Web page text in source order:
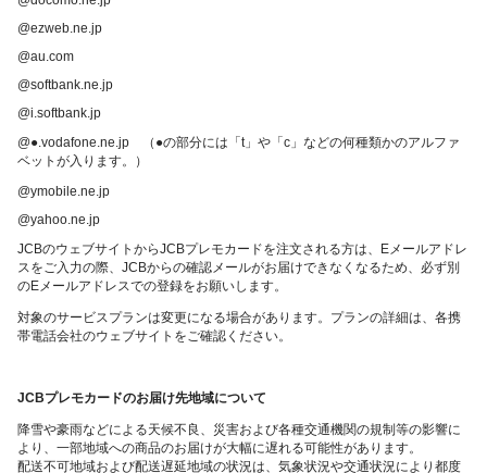
@ezweb.ne.jp
@au.com
@softbank.ne.jp
@i.softbank.jp
@●.vodafone.ne.jp （●の部分には「t」や「c」などの何種類かのアルファ
ベットが入ります。）
@ymobile.ne.jp
@yahoo.ne.jp
JCBのウェブサイトからJCBプレモカードを注文される方は、Eメールアドレ
スをご入力の際、JCBからの確認メールがお届けできなくなるため、必ず別
のEメールアドレスでの登録をお願いします。
対象のサービスプランは変更になる場合があります。プランの詳細は、各携
帯電話会社のウェブサイトをご確認ください。
JCBプレモカードのお届け先地域について
降雪や豪雨などによる天候不良、災害および各種交通機関の規制等の影響に
より、一部地域への商品のお届けが大幅に遅れる可能性があります。
配送不可地域および配送遅延地域の状況は、気象状況や交通状況により都度